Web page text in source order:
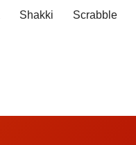
Shakki Scrabble